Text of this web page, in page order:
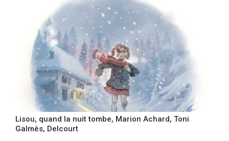
Lisou, quand la nuit tombe, Marion Achard, Toni
Galmès, Delcourt